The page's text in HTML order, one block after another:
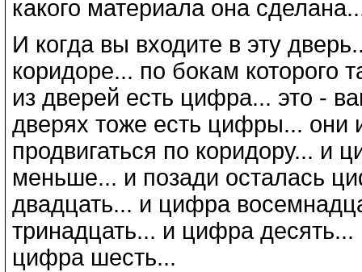
какого материала она
И когда вы входите в эту
коридоре... по бокам которого
из дверей есть цифра... это -
дверях тоже есть цифры...
продвигаться по коридору... и
меньше... и позади осталась
двадцать... и цифра
тринадцать... и цифра
цифра шесть...